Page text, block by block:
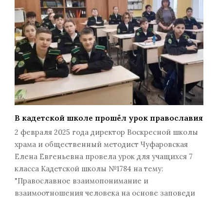
В кадетской школе прошёл урок православия
2 февраля 2025 года директор Воскресной школы
храма и общественный методист Чуфаровская
Елена Евгеньевна провела урок для учащихся 7
класса Кадетской школы №1784 на тему:
"Православное взаимопонимание и
взаимоотношения человека на основе заповеди